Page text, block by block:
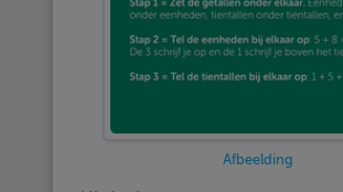
Afbeelding